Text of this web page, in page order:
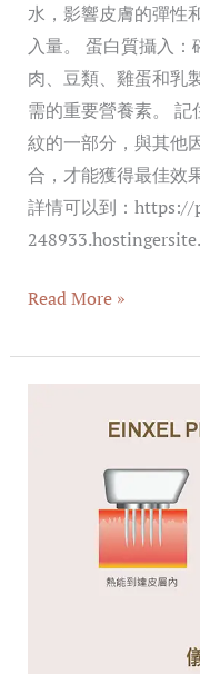
水，影響皮膚的彈性
入量。 蛋白質攝入
肉、豆類、雞蛋和乳
需的重要營養素。
紋的一部分，與其他
合，才能獲得最佳效
詳情可以到：https://
Read More »